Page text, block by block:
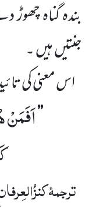
بندہ گناہ
جنتیںہیں۔
اس معنی کی
’’اَفَمَنْ
ترجمۂ